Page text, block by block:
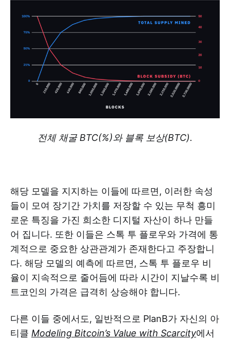
전체 채굴 BTC(%)와 블록 보상(BTC).
해당 모델을 지지하는 이들에 따르면, 이러한 속성
들이 모여 장기간 가치를 저장할 수 있는 무척 흥미
로운 특징을 가진 희소한 디지털 자산이 하나 만들
어 집니다. 또한 이들은 스톡 투 플로우와 가격에 통
계적으로 중요한 상관관계가 존재한다고 주장합니
다. 해당 모델의 예측에 따르면, 스톡 투 플로우 비
율이 지속적으로 줄어듬에 따라 시간이 지날수록 비
트코인의 가격은 급격히 상승해야 합니다.
다른 이들 중에서도, 일반적으로 PlanB가 자신의 아
티클 Modeling Bitcoin’s Value with Scarcity에서